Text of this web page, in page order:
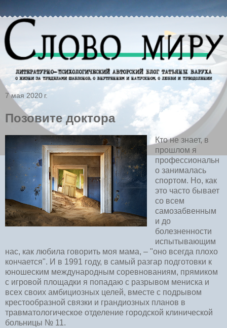
7 мая 2020 г.
Позовите доктора
Кто не знает, в
прошлом я
профессиональн
о занималась
спортом. Но, как
это часто бывает
со всем
самозабвенным
и до
болезненности
испытывающим
нас, как любила говорить моя мама, – "оно всегда плохо
кончается". И в 1991 году, в самый разгар подготовки к
юношеским международным соревнованиям, прямиком
с игровой площадки я попадаю с разрывом мениска и
всех своих амбициозных целей, вместе с подрывом
крестообразной связки и грандиозных планов в
травматологическое отделение городской клинической
больницы № 11.